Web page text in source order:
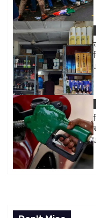
i
g
a
t
i
o
n